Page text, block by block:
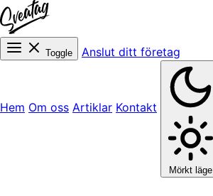
Toggle Anslut ditt företag
Hem Om oss Artiklar Kontakt
Mörkt läge